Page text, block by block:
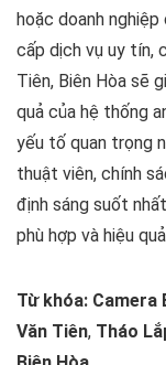
hoặc doanh
cấp dịch vụ uy tín,
Tiên, Biên Hòa sẽ
quả của hệ thống
yếu tố quan trọng
thuật viên, chính
định sáng suốt
phù hợp và hiệu
Từ khóa: Camera
Văn Tiên, Tháo